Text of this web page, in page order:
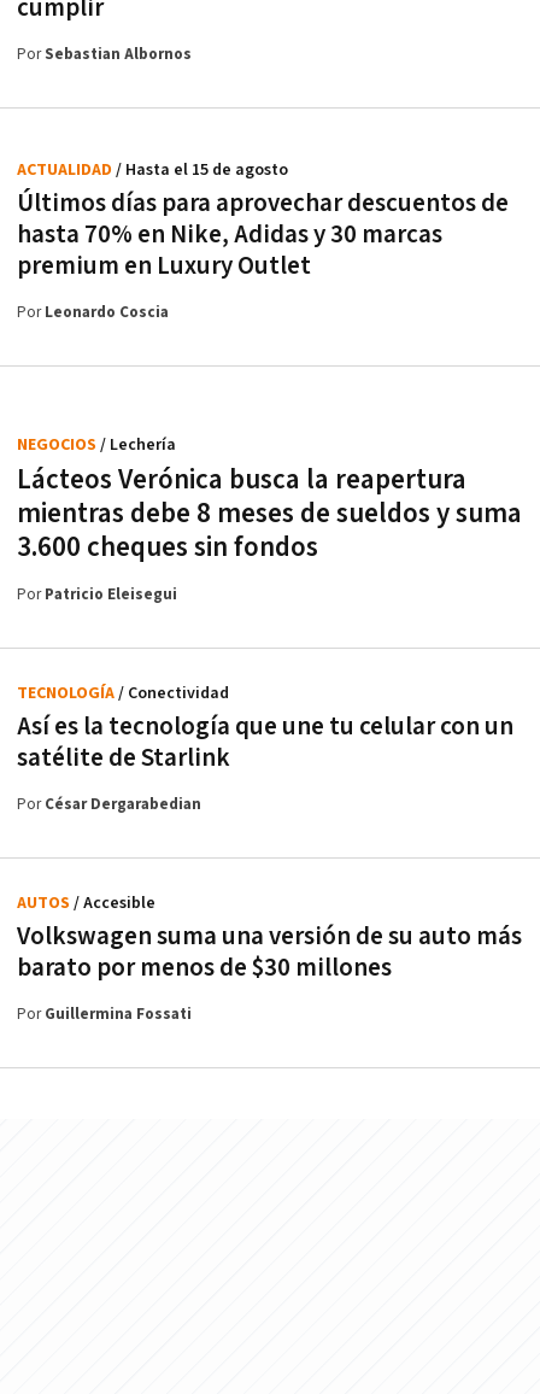
cumplir
PorSebastian Albornos
Últimos días para aprovechar descuentos de
hasta 70% en Nike, Adidas y 30 marcas
premium en Luxury Outlet
ACTUALIDAD / Hasta el 15 de agosto
PorLeonardo Coscia
Lácteos Verónica busca la reapertura
mientras debe 8 meses de sueldos y suma
3.600 cheques sin fondos
NEGOCIOS / Lechería
PorPatricio Eleisegui
Así es la tecnología que une tu celular con un
satélite de Starlink
TECNOLOGÍA/ Conectividad
PorCésar Dergarabedian
Volkswagen suma una versión de su auto más
barato por menos de $30 millones
AUTOS / Accesible
PorGuillermina Fossati